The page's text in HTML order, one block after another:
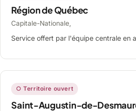
Région de Québec
Capitale-Nationale,
Service offert par l'équipe centrale en
○ Territoire ouvert
Saint-Augustin-de-